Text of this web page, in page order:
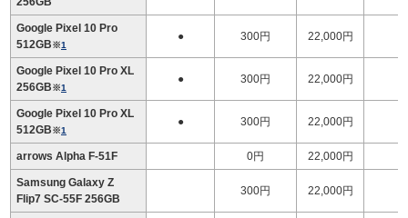
Google Pixel 10 Pro
512GB※1
● 300円 22,000円
Google Pixel 10 Pro XL
256GB※1
● 300円 22,000円
Google Pixel 10 Pro XL
512GB※1
● 300円 22,000円
arrows Alpha F-51F 0円 22,000円
Samsung Galaxy Z
Flip7 SC-55F 256GB
300円 22,000円